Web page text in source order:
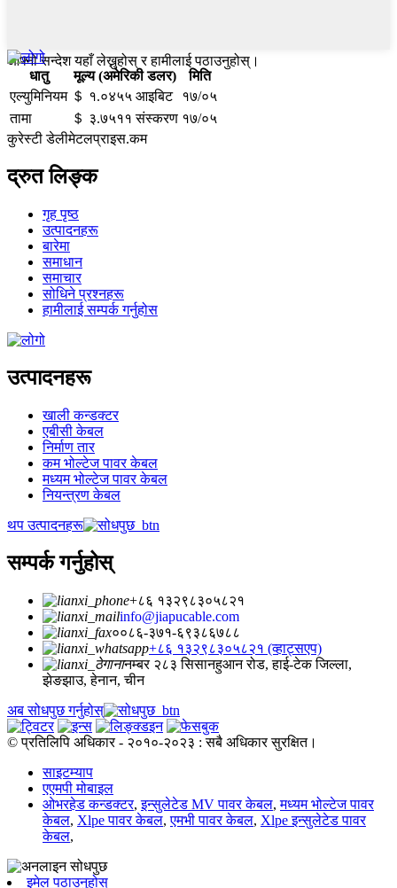
आफ्नो सन्देश यहाँ लेख्नुहोस् र हामीलाई पठाउनुहोस्।
धातु
मूल्य (अमेरिकी डलर)
मिति
एल्युमिनियम ＄ १.०४५५ आइबिट
१७/०५
तामा
＄ ३.७५११ संस्करण १७/०५
कुरेस्टी डेलीमेटलप्राइस.कम
द्रुत लिङ्क
गृह पृष्ठ
उत्पादनहरू
बारेमा
समाधान
समाचार
सोधिने प्रश्नहरू
हामीलाई सम्पर्क गर्नुहोस
उत्पादनहरू
खाली कन्डक्टर
एबीसी केबल
निर्माण तार
कम भोल्टेज पावर केबल
मध्यम भोल्टेज पावर केबल
नियन्त्रण केबल
थप उत्पादनहरू
सम्पर्क गर्नुहोस्
+८६ १३२९८३०५८२१
info@jiapucable.com
००८६-३७१-६९३८६७८८
+८६ १३२९८३०५८२१ (व्हाट्सएप)
नम्बर २८३ सिसानहुआन रोड, हाई-टेक जिल्ला,
झेङझाउ, हेनान, चीन
अब सोधपुछ गर्नुहोस्
© प्रतिलिपि अधिकार - २०१०-२०२३ : सबै अधिकार सुरक्षित।
साइटम्याप
एएमपी मोबाइल
ओभरहेड कन्डक्टर,इन्सुलेटेड MV पावर केबल,मध्यम भोल्टेज पावर
केबल, Xlpe पावर केबल,एमभी पावर केबल, Xlpe इन्सुलेटेड पावर
केबल,
इमेल पठाउनुहोस्